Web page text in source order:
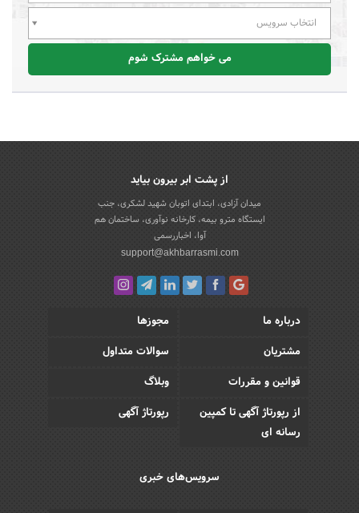
انتخاب سرویس
می خواهم مشترک شوم
از پشت ابر بیرون بیاید
میدان آزادی، ابتدای اتوبان شهید لشکری، جنب
ایستگاه مترو بیمه، کارخانه نوآوری، ساختمان هم
آوا، اخباررسمی
support@akhbarrasmi.com
درباره ما
مجوزها
مشتریان
سوالات متداول
قوانین و مقررات
وبلاگ
از رپورتاژ آگهی تا کمپین
رسانه ای
رپورتاژ آگهی
سرویس‌های خبری